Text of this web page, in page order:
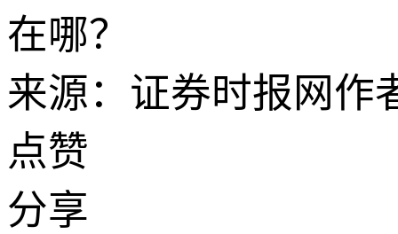
在哪？
来源：证券时报网作
点赞
分享